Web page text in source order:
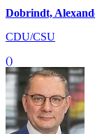
Dobrindt,
CDU/CSU
()